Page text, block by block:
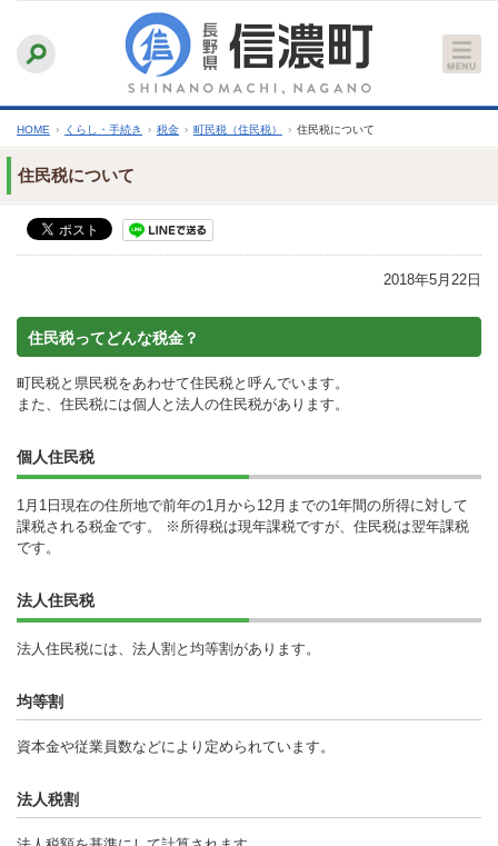
文
へ
ふりがなをつける
文字サイズ
縮小 標準 拡大
HOME › くらし・手続き › 税金 › 町民税（住民税） › 住民税について
住民税について
2018年5月22日
住民税ってどんな税金？
町民税と県民税をあわせて住民税と呼んでいます。
また、住民税には個人と法人の住民税があります。
個人住民税
1月1日現在の住所地で前年の1月から12月までの1年間の所得に対して
課税される税金です。 ※所得税は現年課税ですが、住民税は翌年課税
です。
法人住民税
法人住民税には、法人割と均等割があります。
均等割
資本金や従業員数などにより定められています。
法人税割